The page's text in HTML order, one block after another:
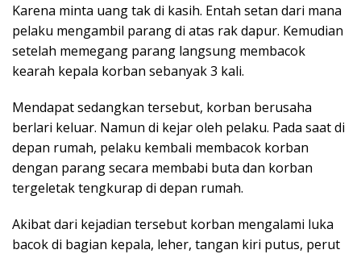
Karena minta uang tak di kasih. Entah setan dari mana
pelaku mengambil parang di atas rak dapur. Kemudian
setelah memegang parang langsung membacok
kearah kepala korban sebanyak 3 kali.
Mendapat sedangkan tersebut, korban berusaha
berlari keluar. Namun di kejar oleh pelaku. Pada saat di
depan rumah, pelaku kembali membacok korban
dengan parang secara membabi buta dan korban
tergeletak tengkurap di depan rumah.
Akibat dari kejadian tersebut korban mengalami luka
bacok di bagian kepala, leher, tangan kiri putus, perut